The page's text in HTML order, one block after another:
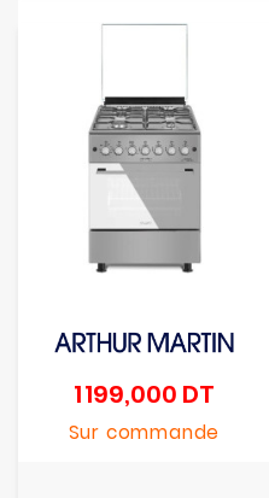
1 199,000 DT
Sur commande